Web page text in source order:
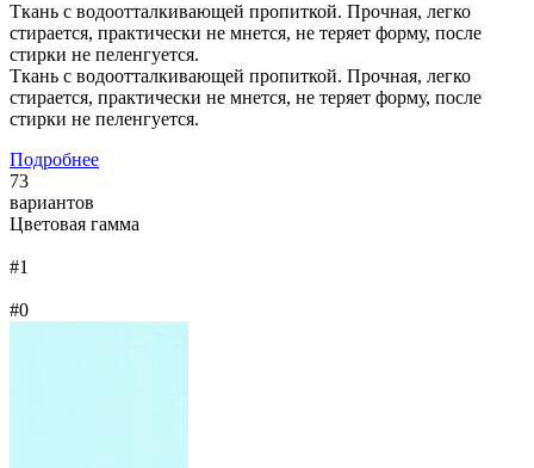
Ткань с водоотталкивающей пропиткой. Прочная, легко
стирается, практически не мнется, не теряет форму, после
стирки не пеленгуется.
Ткань с водоотталкивающей пропиткой. Прочная, легко
стирается, практически не мнется, не теряет форму, после
стирки не пеленгуется.
Подробнее
73
вариантов
Цветовая гамма
#1
#0